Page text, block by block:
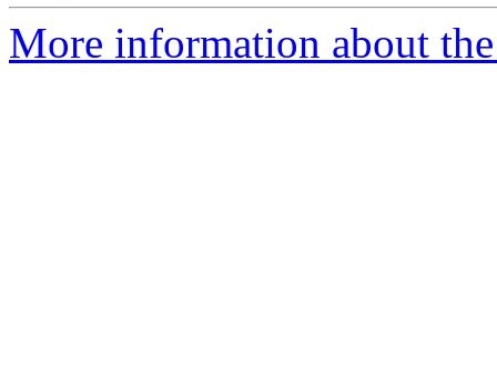
More information about